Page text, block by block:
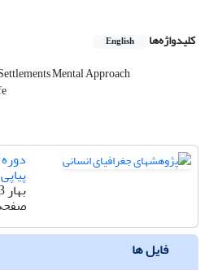
کلیدواژه‌ها English
Mental Approach
پیاپی 1
بهار 1393
فایل ها